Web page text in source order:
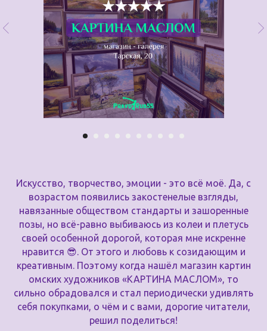
Искусство, творчество, эмоции - это всё моё. Да, с
возрастом появились закостенелые взгляды,
навязанные обществом стандарты и зашоренные
позы, но всё-равно выбиваюсь из колеи и плетусь
своей особенной дорогой, которая мне искренне
нравится 😎. От этого и любовь к созидающим и
креативным. Поэтому когда нашёл магазин картин
омских художников «КАРТИНА МАСЛОМ», то
сильно обрадовался и стал периодически удивлять
себя покупками, о чём и с вами, дорогие читатели,
решил поделиться!